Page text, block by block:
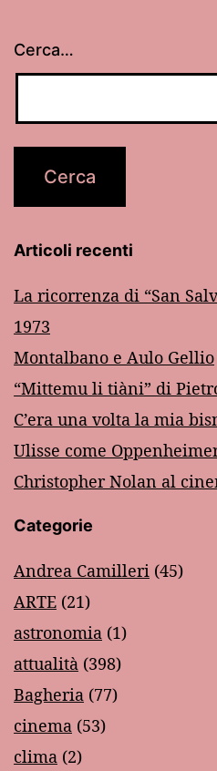
Cerca…
Articoli recenti
La ricorrenza di “San
1973
Montalbano e Aulo Gellio
“Mittemu li tiàni” di
C’era una volta la mia
Ulisse come
Christopher Nolan al
Categorie
Andrea Camilleri (45)
ARTE (21)
astronomia (1)
attualità (398)
Bagheria (77)
cinema (53)
clima (2)